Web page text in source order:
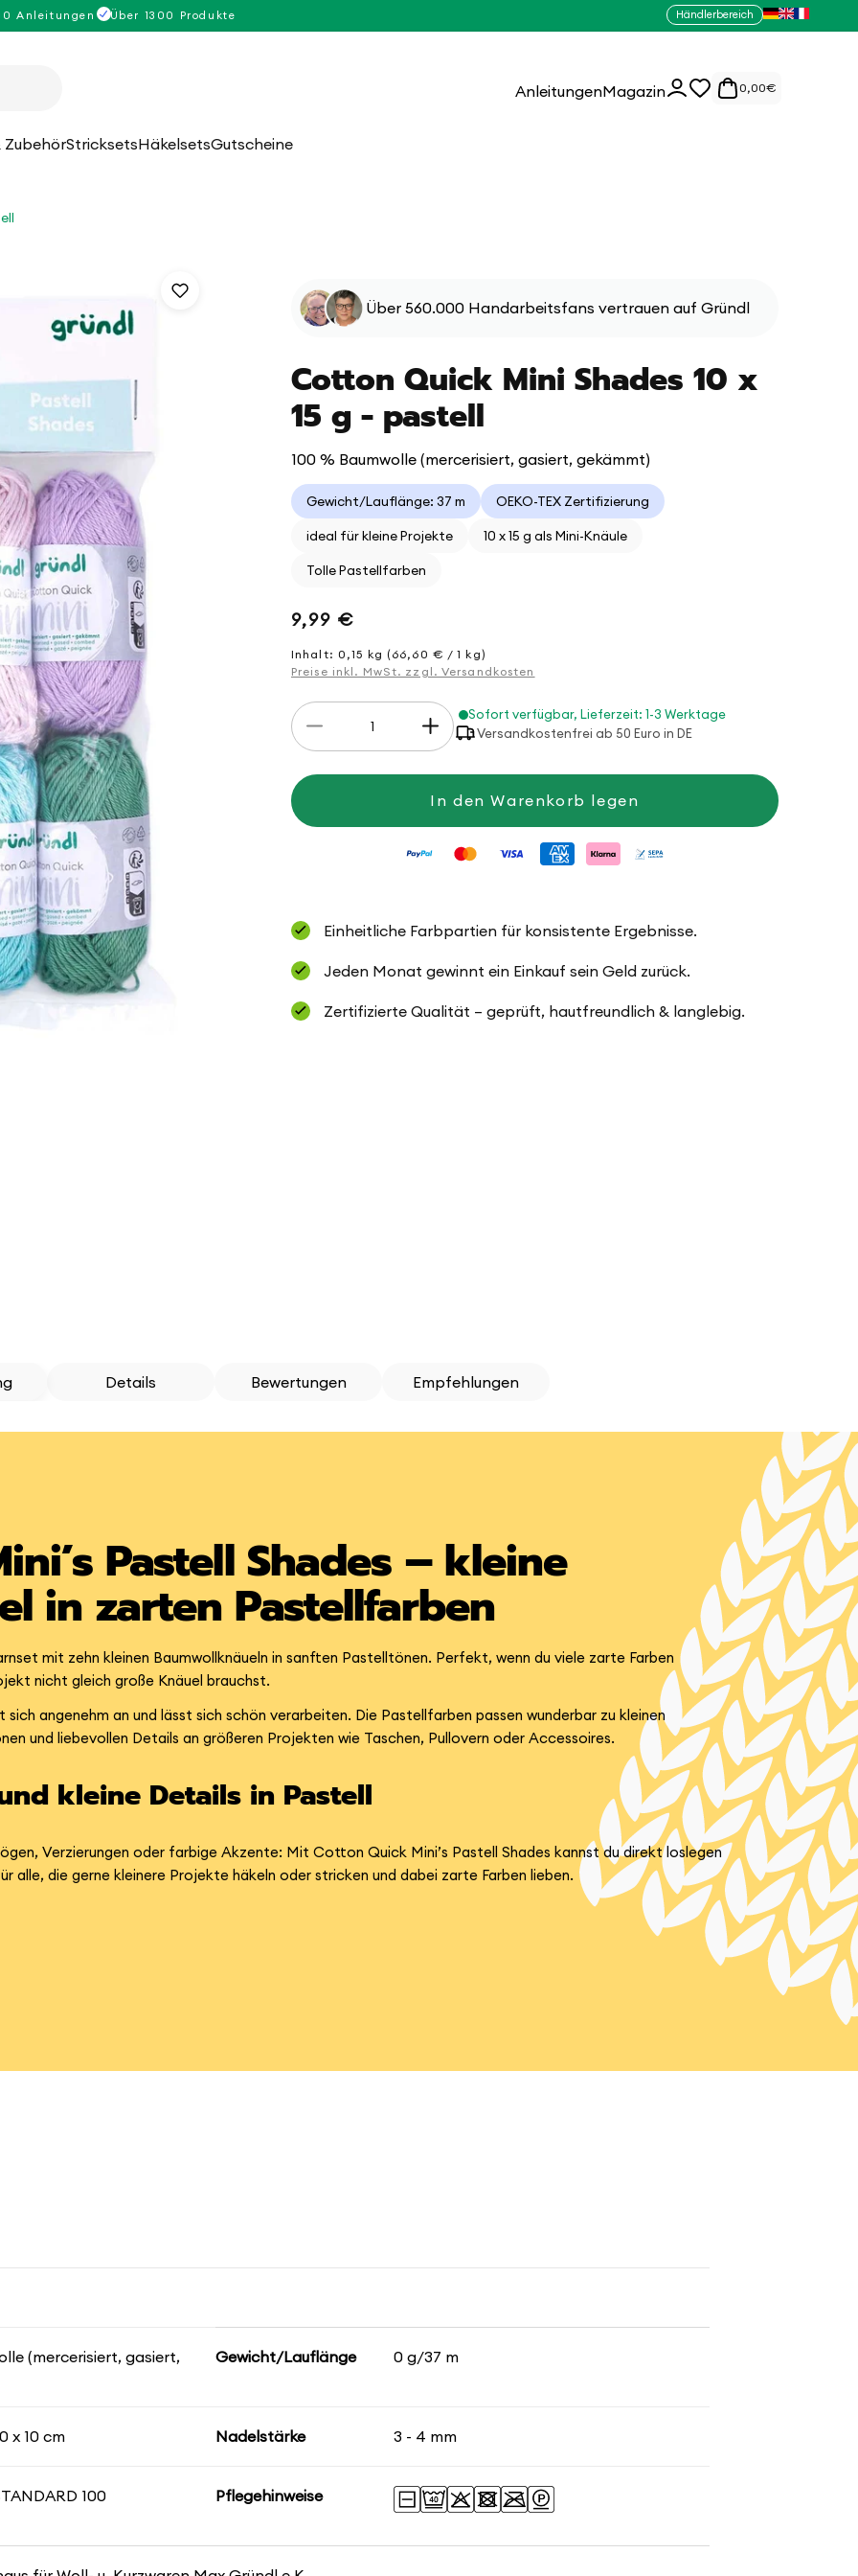
Anleitungen Über 1300 Produkte Händlerbereich
AnleitungenMagazinEinloggen 0,00€
0
Artikel
ZubehörStricksetsHäkelsetsGutscheine
Über 560.000 Handarbeitsfans vertrauen auf Gründl
Cotton Quick Mini Shades 10 x
15 g - pastell
100 % Baumwolle (mercerisiert, gasiert, gekämmt)
Gewicht/Lauflänge: 37 m
OEKO-TEX Zertifizierung
ideal für kleine Projekte
10 x 15 g als Mini-Knäule
Tolle Pastellfarben
Normaler
Preis
9,99 €
Inhalt: 0,15 kg (66,60 € / 1 kg)
Preise inkl. MwSt. zzgl. Versandkosten
Anzahl
Verringere
für
Erhöhe
die
für
Quick
10
x
Sofort verfügbar, Lieferzeit: 1-3 Werktage
Versandkostenfrei ab 50 Euro in DE
In den Warenkorb legen
Einheitliche Farbpartien für konsistente Ergebnisse.
Jeden Monat gewinnt ein Einkauf sein Geld zurück.
Zertifizierte Qualität – geprüft, hautfreundlich & langlebig.
Details Bewertungen Empfehlungen
Pastell Shades – kleine
in zarten Pastellfarben
mit zehn kleinen Baumwollknäueln in sanften Pastelltönen. Perfekt, wenn du viele zarte Farben
nicht gleich große Knäuel brauchst.
sich angenehm an und lässt sich schön verarbeiten. Die Pastellfarben passen wunderbar zu kleinen
und liebevollen Details an größeren Projekten wie Taschen, Pullovern oder Accessoires.
kleine Details in Pastell
Verzierungen oder farbige Akzente: Mit Cotton Quick Mini’s Pastell Shades kannst du direkt loslegen
alle, die gerne kleinere Projekte häkeln oder stricken und dabei zarte Farben lieben.
(mercerisiert, gasiert,
Gewicht/Lauflänge 0 g/37 m
x 10 cm Nadelstärke 3 - 4 mm
100
Pflegehinweise